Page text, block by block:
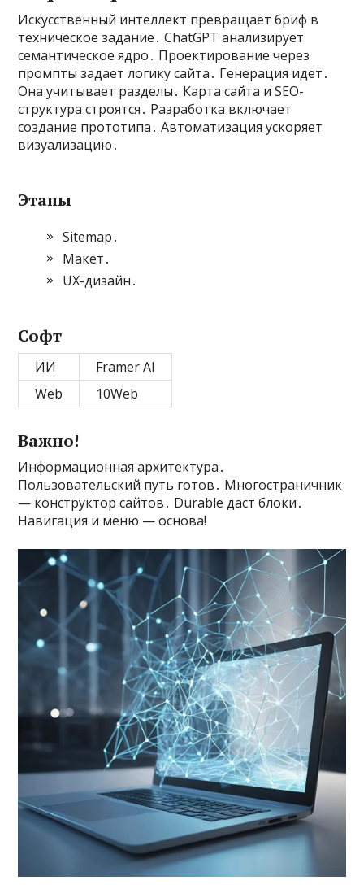
Искусственный интеллект превращает бриф в
техническое задание․ ChatGPT анализирует
семантическое ядро․ Проектирование через
промпты задает логику сайта․ Генерация идет․
Она учитывает разделы․ Карта сайта и SEO-
структура строятся․ Разработка включает
создание прототипа․ Автоматизация ускоряет
визуализацию․
Этапы
Sitemap․
Макет․
UX-дизайн․
Софт
ИИ
Framer AI
Web
10Web
Важно!
Информационная архитектура․
Пользовательский путь готов․ Многостраничник
— конструктор сайтов․ Durable даст блоки․
Навигация и меню — основа!